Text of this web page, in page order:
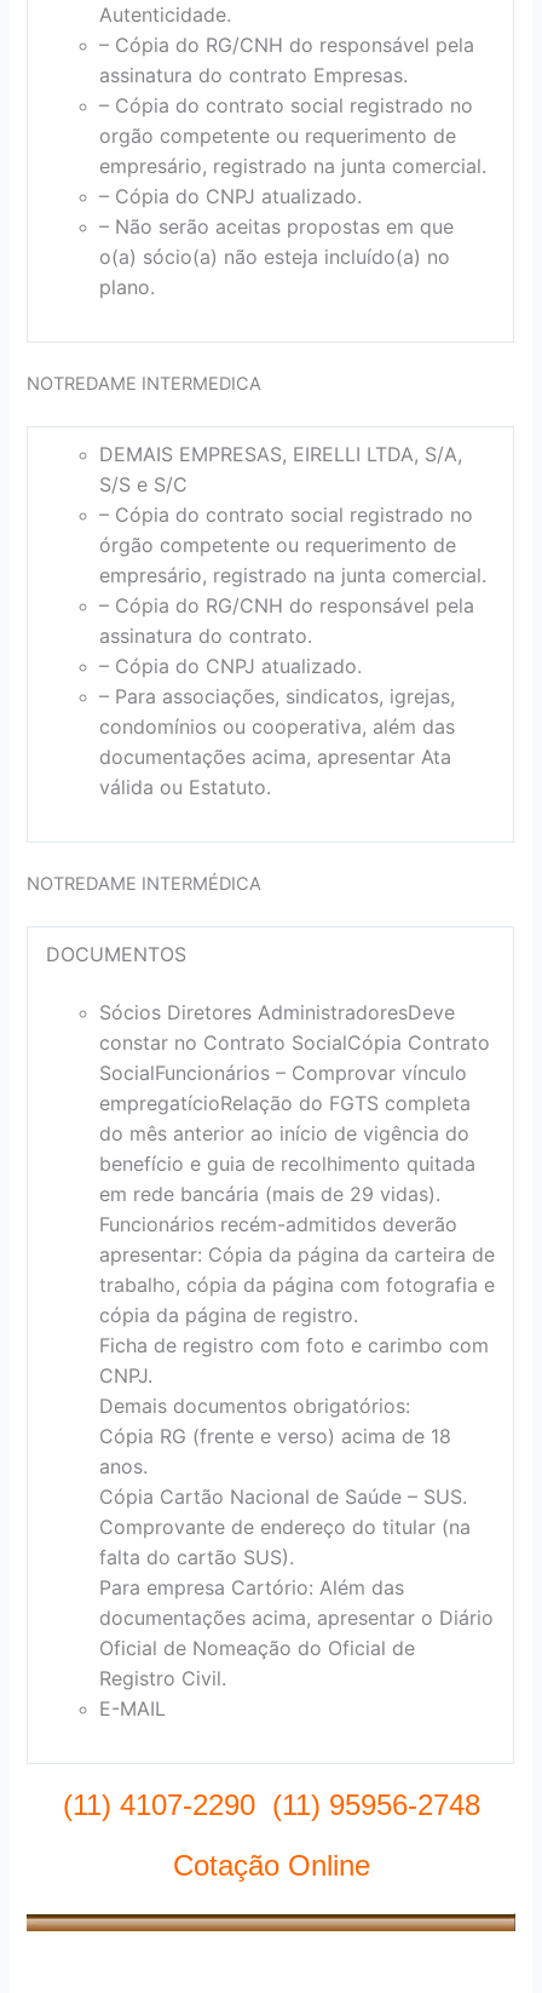
Autenticidade.
– Cópia do RG/CNH do responsável pela
assinatura do contrato Empresas.
– Cópia do contrato social registrado no
orgão competente ou requerimento de
empresário, registrado na junta comercial.
– Cópia do CNPJ atualizado.
– Não serão aceitas propostas em que
o(a) sócio(a) não esteja incluído(a) no
plano.
NOTREDAME INTERMEDICA
DEMAIS EMPRESAS, EIRELLI LTDA, S/A,
S/S e S/C
– Cópia do contrato social registrado no
órgão competente ou requerimento de
empresário, registrado na junta comercial.
– Cópia do RG/CNH do responsável pela
assinatura do contrato.
– Cópia do CNPJ atualizado.
– Para associações, sindicatos, igrejas,
condomínios ou cooperativa, além das
documentações acima, apresentar Ata
válida ou Estatuto.
NOTREDAME INTERMÉDICA
DOCUMENTOS
Sócios Diretores AdministradoresDeve
constar no Contrato SocialCópia Contrato
SocialFuncionários – Comprovar vínculo
empregatícioRelação do FGTS completa
do mês anterior ao início de vigência do
benefício e guia de recolhimento quitada
em rede bancária (mais de 29 vidas).
Funcionários recém-admitidos deverão
apresentar: Cópia da página da carteira de
trabalho, cópia da página com fotografia e
cópia da página de registro.
Ficha de registro com foto e carimbo com
CNPJ.
Demais documentos obrigatórios:
Cópia RG (frente e verso) acima de 18
anos.
Cópia Cartão Nacional de Saúde – SUS.
Comprovante de endereço do titular (na
falta do cartão SUS).
Para empresa Cartório: Além das
documentações acima, apresentar o Diário
Oficial de Nomeação do Oficial de
Registro Civil.
E-MAIL
(11) 4107-2290 (11) 95956-2748
Cotação Online